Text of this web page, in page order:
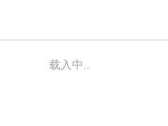
载入中..